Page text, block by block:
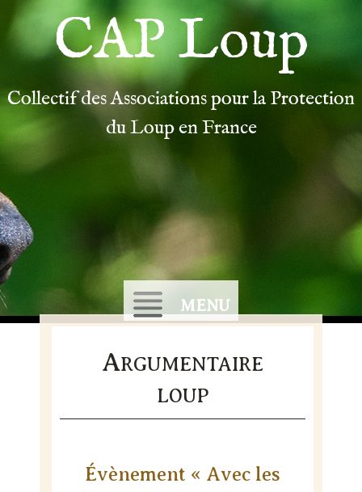
CAP Loup
Collectif des Associations pour la Protection
du Loup en France
MENU
Skip
content
ARGUMENTAIRE
LOUP
Évènement « Avec les